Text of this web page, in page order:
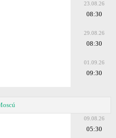
23.08.26
08:30
29.08.26
08:30
01.09.26
09:30
09.08.26
05:30